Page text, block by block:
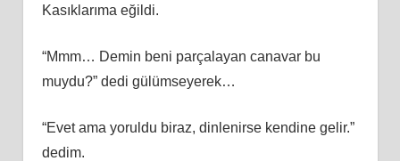
Kasıklarıma eğildi.
“Mmm… Demin beni parçalayan canavar bu
muydu?” dedi gülümseyerek…
“Evet ama yoruldu biraz, dinlenirse kendine gelir.”
dedim.